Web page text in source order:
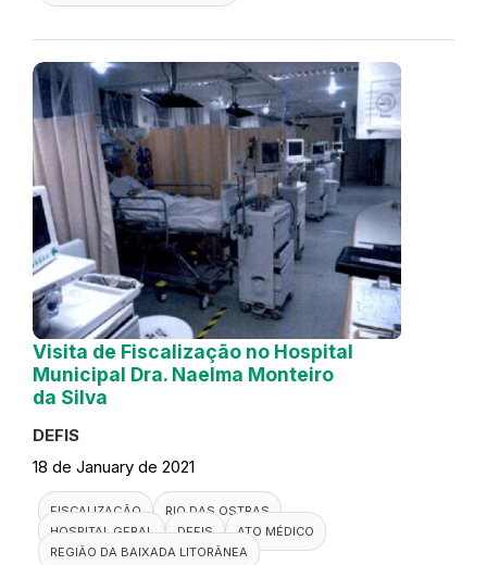
Visita de Fiscalização no Hospital
Municipal Dra. Naelma Monteiro
da Silva
DEFIS
18 de January de 2021
FISCALIZAÇÃO
RIO DAS OSTRAS
HOSPITAL GERAL
DEFIS
ATO MÉDICO
REGIÃO DA BAIXADA LITORÂNEA